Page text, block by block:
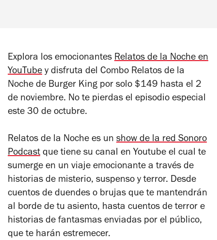
Explora los emocionantes Relatos de la Noche en
YouTube y disfruta del Combo Relatos de la
Noche de Burger King por solo $149 hasta el 2
de noviembre. No te pierdas el episodio especial
este 30 de octubre.
Relatos de la Noche es un show de la red Sonoro
Podcast que tiene su canal en Youtube el cual te
sumerge en un viaje emocionante a través de
historias de misterio, suspenso y terror. Desde
cuentos de duendes o brujas que te mantendrán
al borde de tu asiento, hasta cuentos de terror e
historias de fantasmas enviadas por el público,
que te harán estremecer.